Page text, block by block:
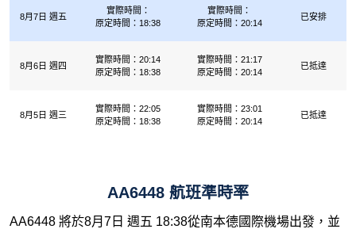
8月7日 週五
實際時間：
原定時間：18:38
實際時間：
原定時間：20:14
已安排
8月6日 週四
實際時間：20:14
原定時間：18:38
實際時間：21:17
原定時間：20:14
已抵達
8月5日 週三
實際時間：22:05
原定時間：18:38
實際時間：23:01
原定時間：20:14
已抵達
AA6448 航班準時率
AA6448 將於8月7日 週五 18:38從南本德國際機場出發，並